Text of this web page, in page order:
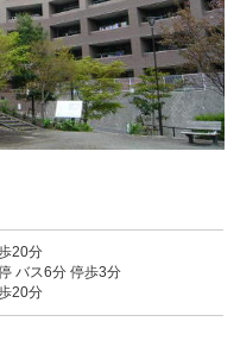
20分
バス6分 停歩3分
20分